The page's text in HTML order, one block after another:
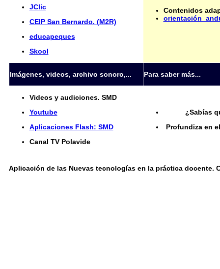
JClic
CEIP San Bernardo. (M2R)
educapeques
Skool
Contenidos
Imágenes, videos, archivo sonoro,... Para saber más...
Videos y audiciones. SMD
Youtube
Aplicaciones Flash: SMD
Canal TV Polavide
¿Sabías
Profundiza en
Aplicación de las Nuevas tecnologías en la práctica docente.